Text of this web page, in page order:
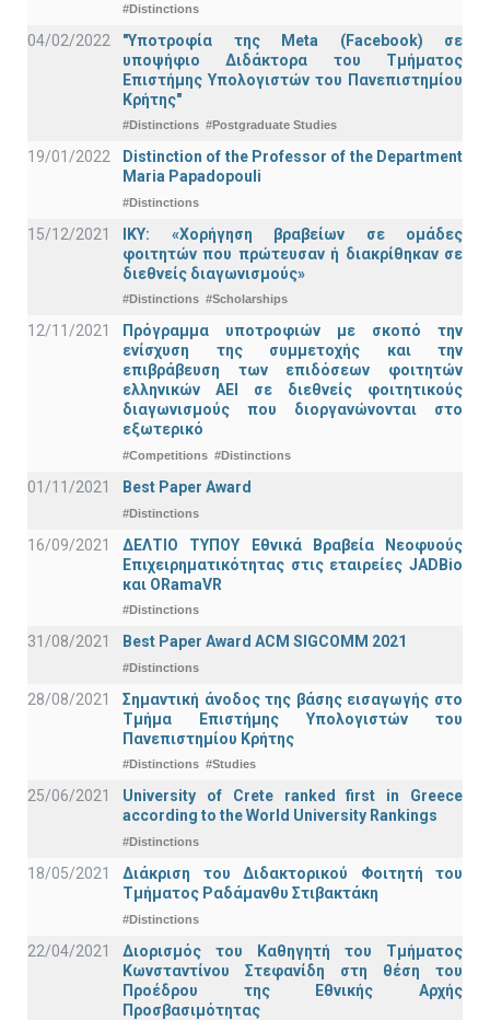
#Distinctions
04/02/2022
"Υποτροφία της Meta (Facebook) σε
υποψήφιο Διδάκτορα του Τμήματος
Επιστήμης Υπολογιστών του Πανεπιστημίου
Κρήτης"
#Distinctions #Postgraduate Studies
19/01/2022
Distinction of the Professor of the Department
Maria Papadopouli
#Distinctions
15/12/2021
IKY: «Χορήγηση βραβείων σε ομάδες
φοιτητών που πρώτευσαν ή διακρίθηκαν σε
διεθνείς διαγωνισμούς»
#Distinctions #Scholarships
12/11/2021
Πρόγραμμα υποτροφιών με σκοπό την
ενίσχυση της συμμετοχής και την
επιβράβευση των επιδόσεων φοιτητών
ελληνικών ΑΕΙ σε διεθνείς φοιτητικούς
διαγωνισμούς που διοργανώνονται στο
εξωτερικό
#Competitions #Distinctions
01/11/2021 Best Paper Award
#Distinctions
16/09/2021
ΔΕΛΤΙΟ ΤΥΠΟΥ Εθνικά Βραβεία Νεοφυούς
Επιχειρηματικότητας στις εταιρείες JADBio
και ORamaVR
#Distinctions
31/08/2021 Best Paper Award ACM SIGCOMM 2021
#Distinctions
28/08/2021
Σημαντική άνοδος της βάσης εισαγωγής στο
Τμήμα Επιστήμης Υπολογιστών του
Πανεπιστημίου Κρήτης
#Distinctions #Studies
25/06/2021
University of Crete ranked first in Greece
according to the World University Rankings
#Distinctions
18/05/2021
Διάκριση του Διδακτορικού Φοιτητή του
Τμήματος Ραδάμανθυ Στιβακτάκη
#Distinctions
22/04/2021
Διορισμός του Καθηγητή του Τμήματος
Κωνσταντίνου Στεφανίδη στη θέση του
Προέδρου της Εθνικής Αρχής
Προσβασιμότητας